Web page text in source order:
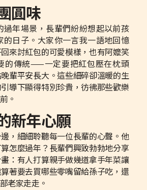
圓味
過年場景，長輩們紛紛想起以前孩
的日子。大家你一言我一語地回憶
來討紅包的可愛模樣，也有阿嬤笑
的傳統——一定要把紅包壓在枕頭
輩平安長大。這些細碎卻溫暖的生
導下顯得特別珍貴，彷彿那些歡樂
。
新年心願
，細細聆聽每一位長輩的心聲。他
怎麼過年？長輩們興致勃勃地分享
：有人打算親手做幾道拿手年菜讓
著要去買哪些零嘴留給孫子吃，還
老家走走。